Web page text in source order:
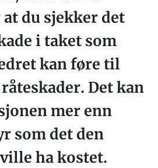
du sjekker det
i taket som
kan føre til
Det kan
mer enn
som det den
ha kostet.